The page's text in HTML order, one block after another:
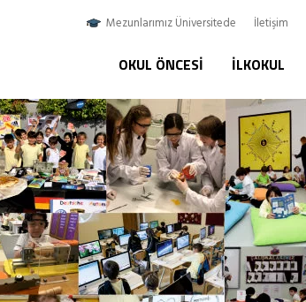
Mezunlarımız Üniversitede İletişim
OKUL ÖNCESI İLKOKUL